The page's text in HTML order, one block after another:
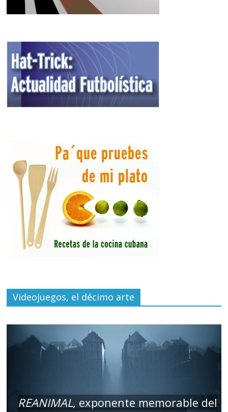
Videojuegos, el décimo arte
REANIMAL, exponente memorable del